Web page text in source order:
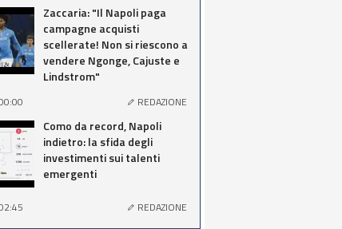
Zaccaria: "Il Napoli paga
campagne acquisti
scellerate! Non si riescono a
vendere Ngonge, Cajuste e
Lindstrom"
REDAZIONE
Como da record, Napoli
indietro: la sfida degli
investimenti sui talenti
emergenti
REDAZIONE